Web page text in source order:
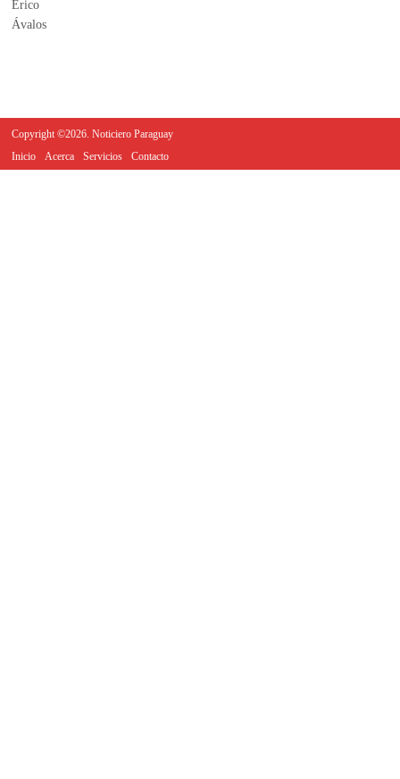
Copyright ©2026. Noticiero Paraguay
Inicio
Acerca Servicios Contacto